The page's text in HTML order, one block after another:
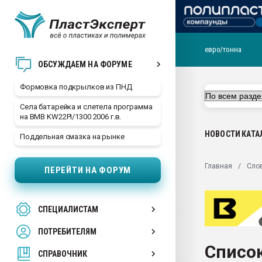
ОБСУЖДАЕМ НА ФОРУМЕ
Формовка подкрылков из ПНД
Села батарейка и слетела программа
на BMB KW22PI/1300 2006 г.в.
Поддельная смазка на рынке
ПЕРЕЙТИ НА ФОРУМ
СПЕЦИАЛИСТАМ
ПОТРЕБИТЕЛЯМ
СПРАВОЧНИК
29.07.2026 ФРП помог
Вакуум-формовочные
ближайшее
28.07.2026
первый план в
ситуацией на
евро/тонна
НОВОСТИ
Главная